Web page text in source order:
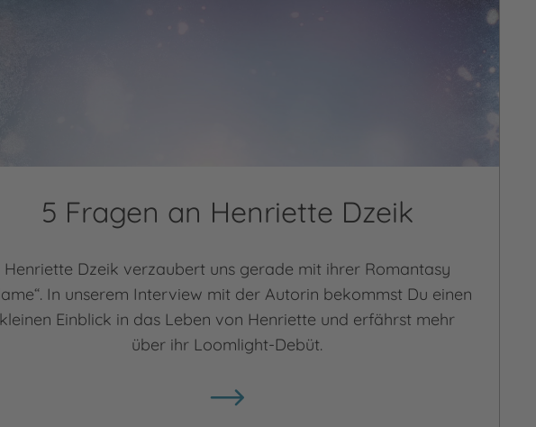
5 Fragen an Henriette Dzeik
Henriette Dzeik verzaubert uns gerade mit ihrer Romantasy
In unserem Interview mit der Autorin bekommst Du einen
kleinen Einblick in das Leben von Henriette und erfährst mehr
über ihr Loomlight-Debüt.